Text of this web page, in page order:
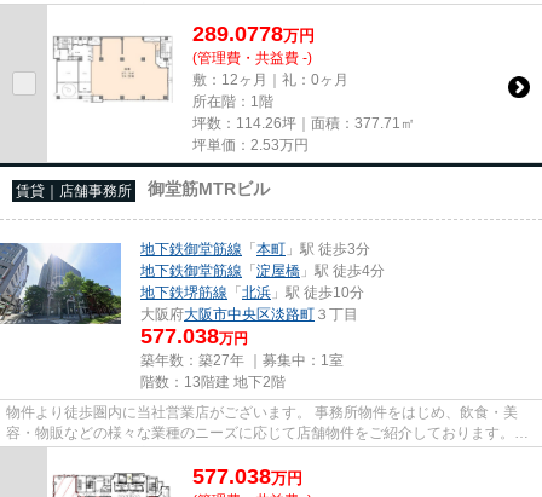
尚、弊社ではおとり広告は一切...
289.0778万円
(管理費・共益費 -)
敷：12ヶ月｜礼：0ヶ月
所在階：1階
坪数：114.26坪｜面積：377.71㎡
坪単価： 2.53万円
賃貸｜店舗事務所 御堂筋MTRビル
地下鉄御堂筋線 「本町 」駅 徒歩3分
地下鉄御堂筋線 「淀屋橋 」駅 徒歩4分
地下鉄堺筋線 「北浜 」駅 徒歩10分
大阪府大阪市中央区淡路町 ３丁目
577.038万円
築年数：築27年 ｜募集中： 1室
階数：13階建 地下2階
物件より徒歩圏内に当社営業店がございます。 事務所物件をはじめ、飲食・美
容・物販などの様々な業種のニーズに応じて店舗物件をご紹介しております。
尚、弊社ではおとり広告は一切...
577.038万円